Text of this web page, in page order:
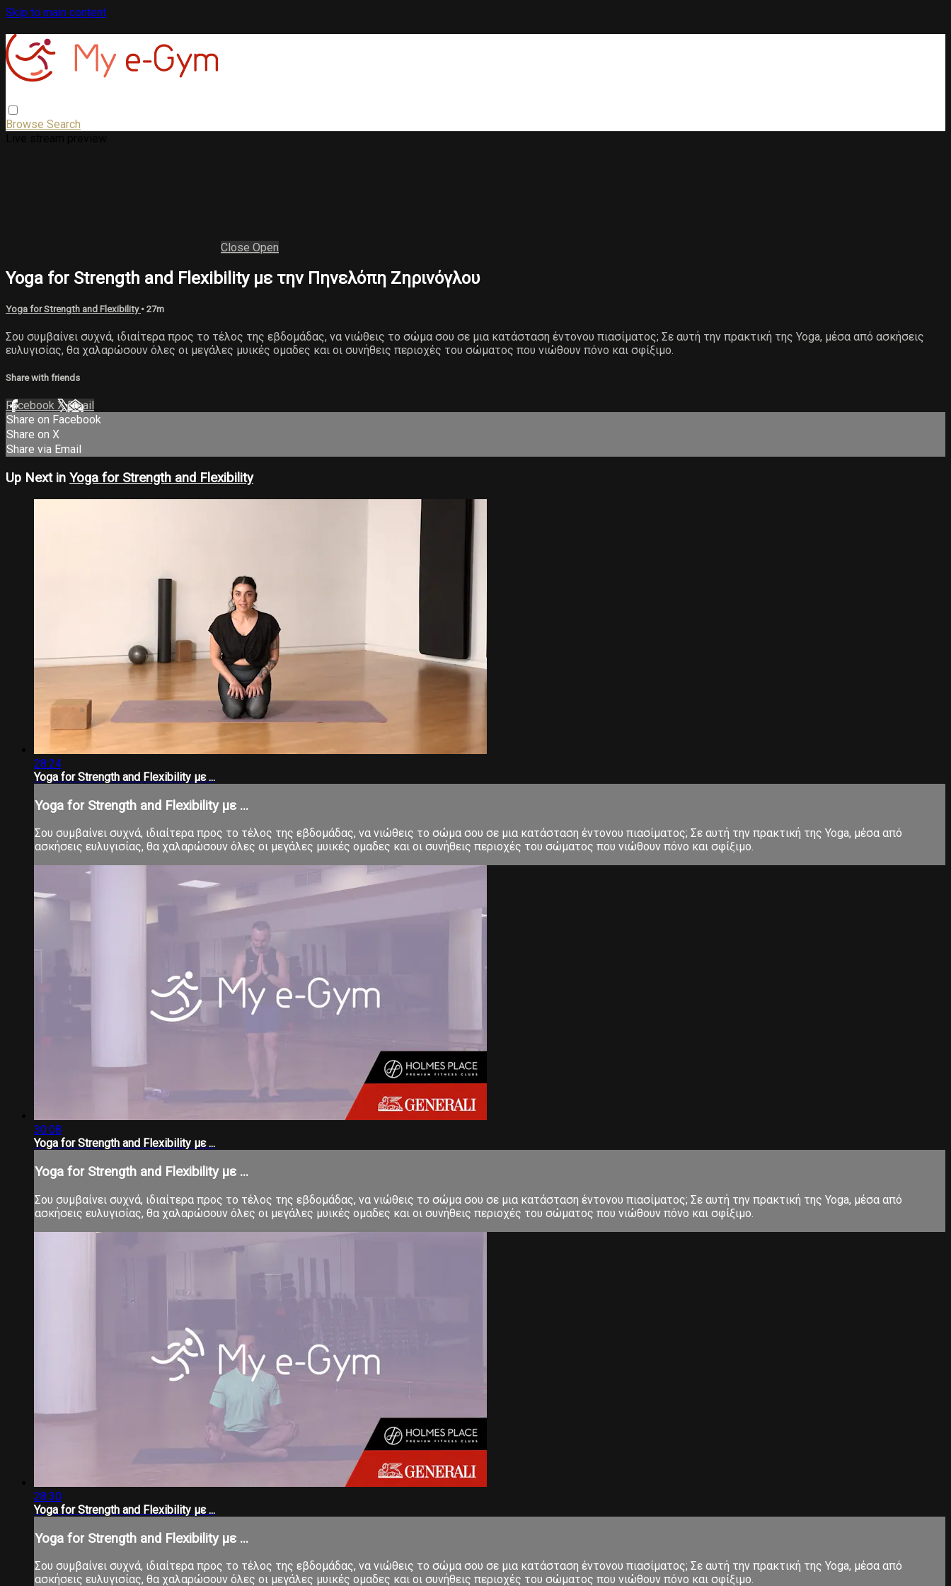
Skip to main content
Browse Search
Close Open
Yoga for Strength and Flexibility με την Πηνελόπη Ζηρινόγλου
Yoga for Strength and Flexibility • 27m
Σου συμβαίνει συχνά, ιδιαίτερα προς το τέλος της εβδομάδας, να νιώθεις το σώμα σου σε μια κατάσταση έντονου πιασίματος; Σε αυτή την πρακτική της Yoga, μέσα από ασκήσεις
ευλυγισίας, θα χαλαρώσουν όλες οι μεγάλες μυικές ομαδες και οι συνήθεις περιοχές του σώματος που νιώθουν πόνο και σφίξιμο.
Share with friends
Facebook XEmail
Share on Facebook
Share on X
Share via Email
Up Next in Yoga for Strength and Flexibility
28:24
Yoga for Strength and Flexibility με ...
Yoga for Strength and Flexibility με ...
Σου συμβαίνει συχνά, ιδιαίτερα προς το τέλος της εβδομάδας, να νιώθεις το σώμα σου σε μια κατάσταση έντονου πιασίματος; Σε αυτή την πρακτική της Yoga, μέσα από
ασκήσεις ευλυγισίας, θα χαλαρώσουν όλες οι μεγάλες μυικές ομαδες και οι συνήθεις περιοχές του σώματος που νιώθουν πόνο και σφίξιμο.
30:08
Yoga for Strength and Flexibility με ...
Yoga for Strength and Flexibility με ...
Σου συμβαίνει συχνά, ιδιαίτερα προς το τέλος της εβδομάδας, να νιώθεις το σώμα σου σε μια κατάσταση έντονου πιασίματος; Σε αυτή την πρακτική της Yoga, μέσα από
ασκήσεις ευλυγισίας, θα χαλαρώσουν όλες οι μεγάλες μυικές ομαδες και οι συνήθεις περιοχές του σώματος που νιώθουν πόνο και σφίξιμο.
28:30
Yoga for Strength and Flexibility με ...
Yoga for Strength and Flexibility με ...
Σου συμβαίνει συχνά, ιδιαίτερα προς το τέλος της εβδομάδας, να νιώθεις το σώμα σου σε μια κατάσταση έντονου πιασίματος; Σε αυτή την πρακτική της Yoga, μέσα από
ασκήσεις ευλυγισίας, θα χαλαρώσουν όλες οι μεγάλες μυικές ομαδες και οι συνήθεις περιοχές του σώματος που νιώθουν πόνο και σφίξιμο.